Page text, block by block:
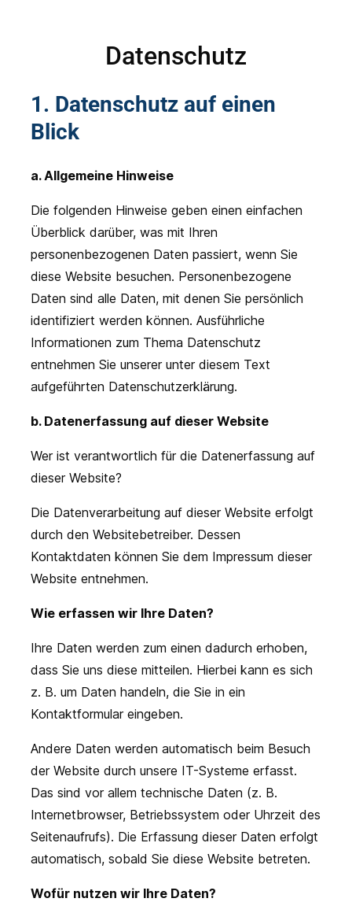
Datenschutz
1. Datenschutz auf einen
Blick
a. Allgemeine Hinweise
Die folgenden Hinweise geben einen einfachen
Überblick darüber, was mit Ihren
personenbezogenen Daten passiert, wenn Sie
diese Website besuchen. Personenbezogene
Daten sind alle Daten, mit denen Sie persönlich
identifiziert werden können. Ausführliche
Informationen zum Thema Datenschutz
entnehmen Sie unserer unter diesem Text
aufgeführten Datenschutzerklärung.
b. Datenerfassung auf dieser Website
Wer ist verantwortlich für die Datenerfassung auf
dieser Website?
Die Datenverarbeitung auf dieser Website erfolgt
durch den Websitebetreiber. Dessen
Kontaktdaten können Sie dem Impressum dieser
Website entnehmen.
Wie erfassen wir Ihre Daten?
Ihre Daten werden zum einen dadurch erhoben,
dass Sie uns diese mitteilen. Hierbei kann es sich
z. B. um Daten handeln, die Sie in ein
Kontaktformular eingeben.
Andere Daten werden automatisch beim Besuch
der Website durch unsere IT-Systeme erfasst.
Das sind vor allem technische Daten (z. B.
Internetbrowser, Betriebssystem oder Uhrzeit des
Seitenaufrufs). Die Erfassung dieser Daten erfolgt
automatisch, sobald Sie diese Website betreten.
Wofür nutzen wir Ihre Daten?